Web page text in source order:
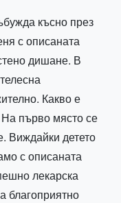
късно през
с описаната
дишане. В
Какво е
първо място се
Виждайки детето
с описаната
лекарска
благоприятно